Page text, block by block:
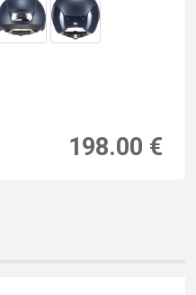
198.00 €